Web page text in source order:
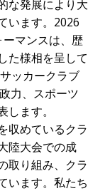
な発展により大
います。2026
マンスは、歴
た様相を呈して
ッカークラブ
力、スポーツ
ます。
収めているクラ
陸大会での成
取り組み、クラ
います。私たち